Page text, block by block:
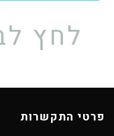
לחץ
פרטי התקשרות